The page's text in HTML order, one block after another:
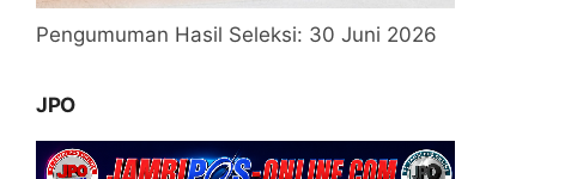
Pengumuman Hasil Seleksi: 30 Juni 2026
JPO